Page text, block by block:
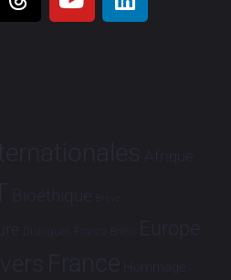
Afrique
Bioéthique Brève
Dialogues France-Brésil Europe
France Hommage